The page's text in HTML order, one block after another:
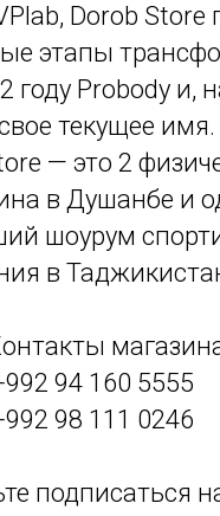
Dorob Store
этапы
году Probody и,
текущее
— это 2
в Душанбе и
шоурум
в
94 160 5555
98 111 0246
подписаться